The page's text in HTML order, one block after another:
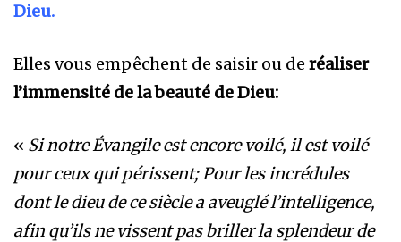
Dieu.
Elles vous empêchent de saisir ou de réaliser
l’immensité de la beauté de Dieu:
« Si notre Évangile est encore voilé, il est voilé
pour ceux qui périssent; Pour les incrédules
dont le dieu de ce siècle a aveuglé l’intelligence,
afin qu’ils ne vissent pas briller la splendeur de